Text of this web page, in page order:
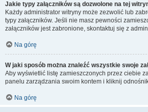
Jakie typy załączników są dozwolone na tej
Każdy administrator witryny może zezwolić lub
typy załączników. Jeśli nie masz pewności
załączników jest zabronione, skontaktuj się z
Na górę
W jaki sposób można znaleźć wszystkie swoje
Aby wyświetlić listę zamieszczonych przez ciebie
panelu zarządzania swoim kontem i kliknij
Na górę